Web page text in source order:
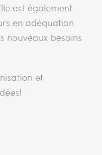
est également
en adéquation
nouveaux besoins
et